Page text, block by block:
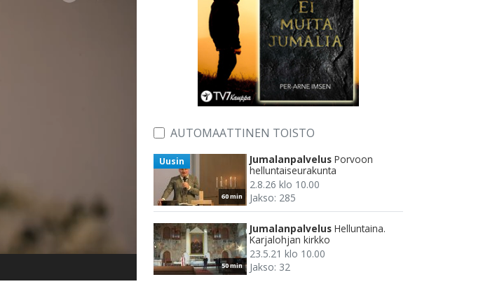
AUTOMAATTINEN TOISTO
60 min
Uusin Jumalanpalvelus Porvoon
helluntaiseurakunta
2.8.26 klo 10.00
Jakso: 285
50 min
Jumalanpalvelus Helluntaina.
Karjalohjan kirkko
23.5.21 klo 10.00
Jakso: 32